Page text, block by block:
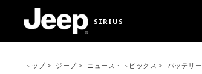
SIRIUS
トップ ジープ ニュース・トピックス バッテリ